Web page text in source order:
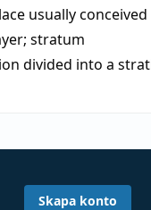
usually conceived
; stratum
divided into a
Skapa konto